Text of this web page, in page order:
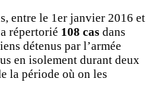
entre le 1er janvier 2016 et
répertorié 108 cas dans
détenus par l’armée
en isolement durant deux
la période où on les